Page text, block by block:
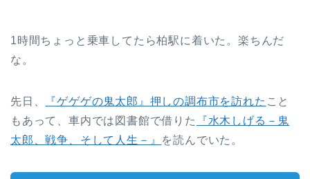
1時間ちょっと乗車してたら柏駅に着いた。楽ちんだ
な。
先日、 『ゲゲゲの鬼太郎』押しの調布市を訪れた こと
もあって、車内では図書館で借りた
『水木しげる－鬼
太郎、戦争、そして人生－』 を読んでいた。